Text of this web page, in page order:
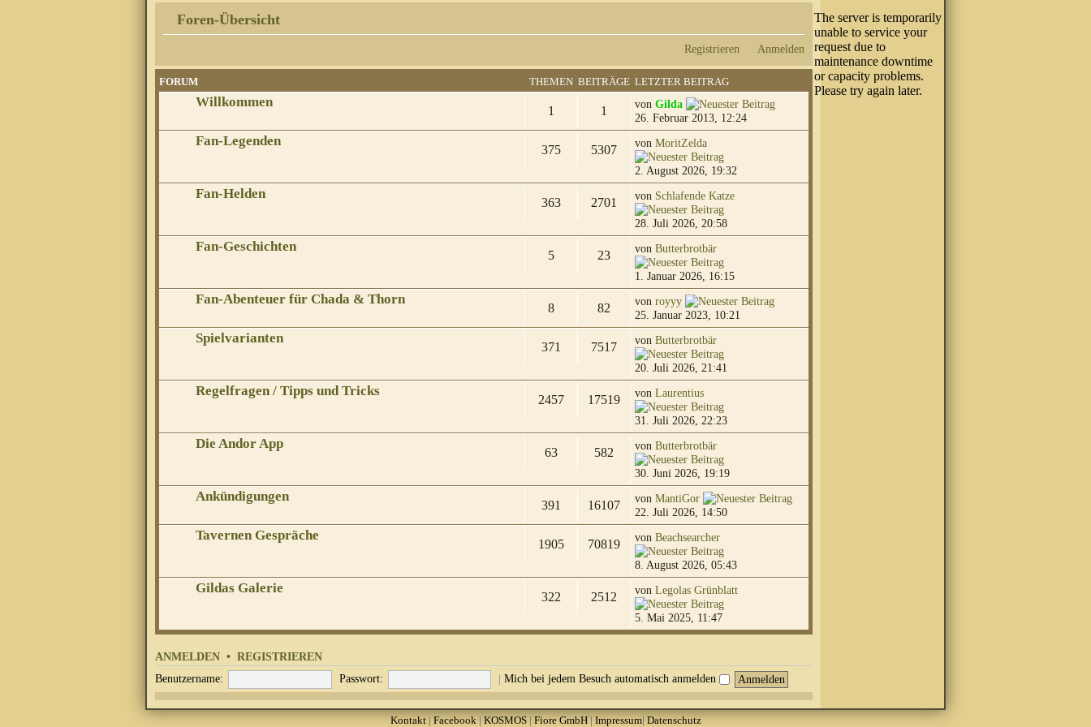
Foren-Übersicht
Registrieren Anmelden
FORUM THEMEN BEITRÄGE LETZTER BEITRAG
Willkommen
1 1 von Gilda
26. Februar 2013, 12:24
Fan-Legenden
375 5307 von MoritZelda
2. August 2026, 19:32
Fan-Helden
363 2701 von Schlafende Katze
28. Juli 2026, 20:58
Fan-Geschichten
5 23 von Butterbrotbär
1. Januar 2026, 16:15
Fan-Abenteuer für Chada & Thorn
8 82 von royyy
25. Januar 2023, 10:21
Spielvarianten
371 7517 von Butterbrotbär
20. Juli 2026, 21:41
Regelfragen / Tipps und Tricks
2457 17519 von Laurentius
31. Juli 2026, 22:23
Die Andor App
63 582 von Butterbrotbär
30. Juni 2026, 19:19
Ankündigungen
391 16107 von MantiGor
22. Juli 2026, 14:50
Tavernen Gespräche
1905 70819 von Beachsearcher
8. August 2026, 05:43
Gildas Galerie
322 2512 von Legolas Grünblatt
5. Mai 2025, 11:47
ANMELDEN • REGISTRIEREN
Benutzername: Passwort: | Mich bei jedem Besuch automatisch anmelden
Kontakt| Facebook| KOSMOS| Fiore GmbH| Impressum| Datenschutz